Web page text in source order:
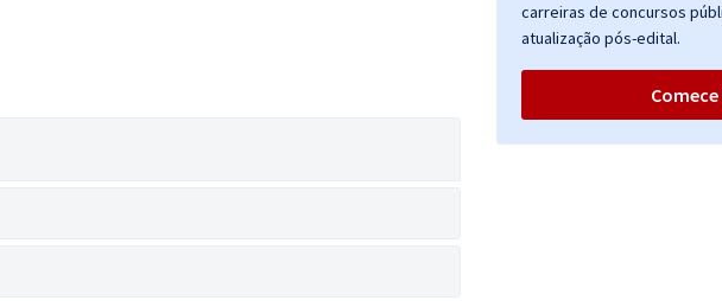
carreiras de concursos
atualização pós-edital.